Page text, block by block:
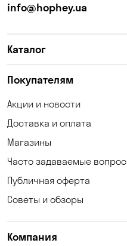
info@hophey.ua
Каталог
Покупателям
Акции и новости
Доставка и оплата
Магазины
Часто задаваемые
Публичная оферта
Советы и обзоры
Компания